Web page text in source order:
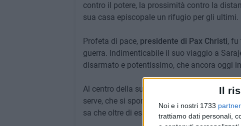
Il
Noi e i nostri 1733 partner
trattiamo dati personali,
contro il potere, la prossimità contro la
sua casa episcopale un rifugio per gli ultimi.
Profeta di pace, presidente di Pax Christi, fu
guerra. Indimenticabile il suo viaggio a
disarmato e potentissimo, che ancora oggi
Al centro della sua eredità, l'immagine di
serve, che si sporca le mani nella storia
sa che oltre di essa c'è già una promessa.